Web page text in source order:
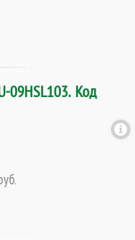
09HSL103. Код